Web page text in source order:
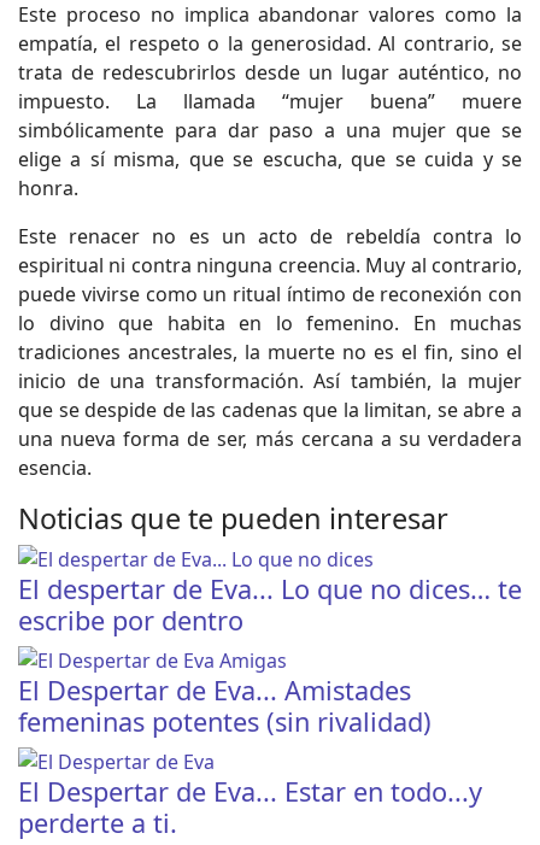
Este proceso no implica abandonar valores como la
empatía, el respeto o la generosidad. Al contrario, se
trata de redescubrirlos desde un lugar auténtico, no
impuesto. La llamada “mujer buena” muere
simbólicamente para dar paso a una mujer que se
elige a sí misma, que se escucha, que se cuida y se
honra.
Este renacer no es un acto de rebeldía contra lo
espiritual ni contra ninguna creencia. Muy al contrario,
puede vivirse como un ritual íntimo de reconexión con
lo divino que habita en lo femenino. En muchas
tradiciones ancestrales, la muerte no es el fin, sino el
inicio de una transformación. Así también, la mujer
que se despide de las cadenas que la limitan, se abre a
una nueva forma de ser, más cercana a su verdadera
esencia.
Noticias que te pueden interesar
El despertar de Eva... Lo que no dices… te
escribe por dentro
El Despertar de Eva... Amistades
femeninas potentes (sin rivalidad)
El Despertar de Eva... Estar en todo...y
perderte a ti.